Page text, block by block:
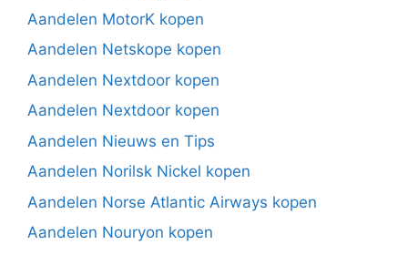
Aandelen MotorK kopen
Aandelen Netskope kopen
Aandelen Nextdoor kopen
Aandelen Nextdoor kopen
Aandelen Nieuws en Tips
Aandelen Norilsk Nickel kopen
Aandelen Norse Atlantic Airways kopen
Aandelen Nouryon kopen